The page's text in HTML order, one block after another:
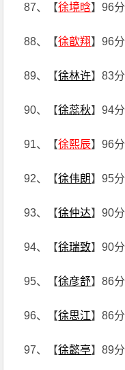
87、【徐境晗】96分
88、【徐歆翔】96分
89、【徐林许】83分
90、【徐蕊秋】94分
91、【徐熙辰】96分
92、【徐伟朗】95分
93、【徐仲达】90分
94、【徐瑞致】90分
95、【徐彦舒】86分
96、【徐思江】86分
97、【徐懿亭】89分